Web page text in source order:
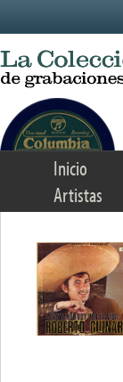
Inicio
Artistas